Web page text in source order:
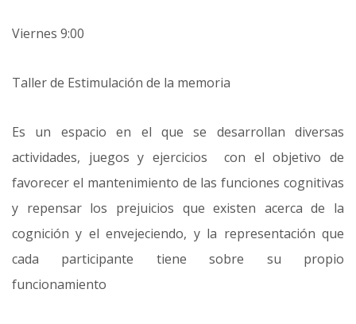
Viernes 9:00
Taller de Estimulación de la memoria
Es un espacio en el que se desarrollan diversas
actividades, juegos y ejercicios con el objetivo de
favorecer el mantenimiento de las funciones cognitivas
y repensar los prejuicios que existen acerca de la
cognición y el envejeciendo, y la representación que
cada participante tiene sobre su propio
funcionamiento